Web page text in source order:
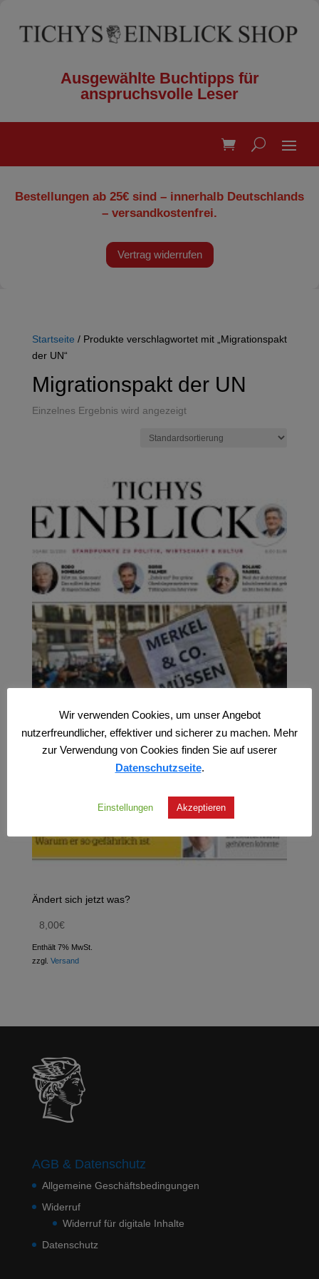
Ausgewählte Buchtipps für
anspruchsvolle Leser
Bestellungen ab 25€ sind – innerhalb Deutschlands
– versandkostenfrei.
Vertrag widerrufen
Startseite / Produkte verschlagwortet mit „Migrationspakt
der UN“
Migrationspakt der UN
Einzelnes Ergebnis wird angezeigt
Ändert sich jetzt was?
8,00€
Enthält 7% MwSt.
zzgl. Versand
AGB & Datenschutz
Allgemeine Geschäftsbedingungen
Widerruf
Widerruf für digitale Inhalte
Datenschutz
Wir verwenden Cookies, um unser Angebot
nutzerfreundlicher, effektiver und sicherer zu machen. Mehr
zur Verwendung von Cookies finden Sie auf userer
Datenschutzseite.
Einstellungen Akzeptieren